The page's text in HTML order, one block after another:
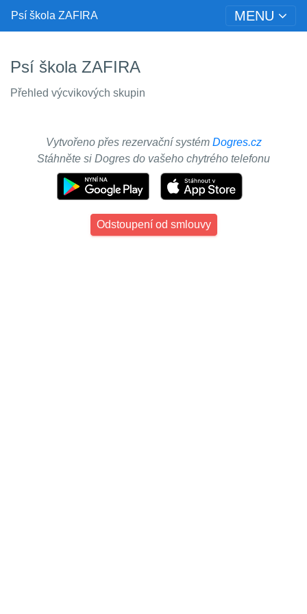
Psí škola ZAFIRA MENU
Psí škola ZAFIRA
Přehled výcvikových skupin
Vytvořeno přes rezervační systém Dogres.cz
Stáhněte si Dogres do vašeho chytrého telefonu
Odstoupení od smlouvy